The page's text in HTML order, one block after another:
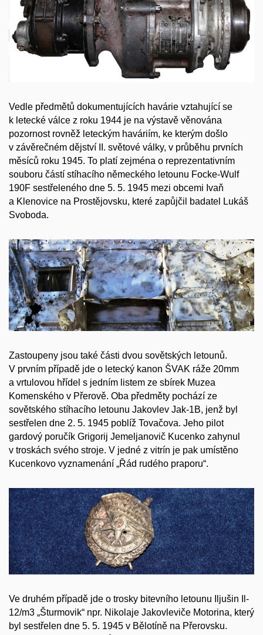
Vedle předmětů dokumentujících havárie vztahující se
k letecké válce z roku 1944 je na výstavě věnována
pozornost rovněž leteckým haváriím, ke kterým došlo
v závěrečném dějství II. světové války, v průběhu prvních
měsíců roku 1945. To platí zejména o reprezentativním
souboru částí stíhacího německého letounu Focke-Wulf
190F sestřeleného dne 5. 5. 1945 mezi obcemi Ivaň
a Klenovice na Prostějovsku, které zapůjčil badatel Lukáš
Svoboda.
Zastoupeny jsou také části dvou sovětských letounů.
V prvním případě jde o letecký kanon ŠVAK ráže 20mm
a vrtulovou hřídel s jedním listem ze sbírek Muzea
Komenského v Přerově. Oba předměty pochází ze
sovětského stíhacího letounu Jakovlev Jak-1B, jenž byl
sestřelen dne 2. 5. 1945 poblíž Tovačova. Jeho pilot
gardový poručík Grigorij Jemeljanovič Kucenko zahynul
v troskách svého stroje. V jedné z vitrín je pak umístěno
Kucenkovo vyznamenání „Řád rudého praporu“.
Ve druhém případě jde o trosky bitevního letounu Iljušin Il-
12/m3 „Šturmovik“ npr. Nikolaje Jakovleviče Motorina, který
byl sestřelen dne 5. 5. 1945 v Bělotíně na Přerovsku.